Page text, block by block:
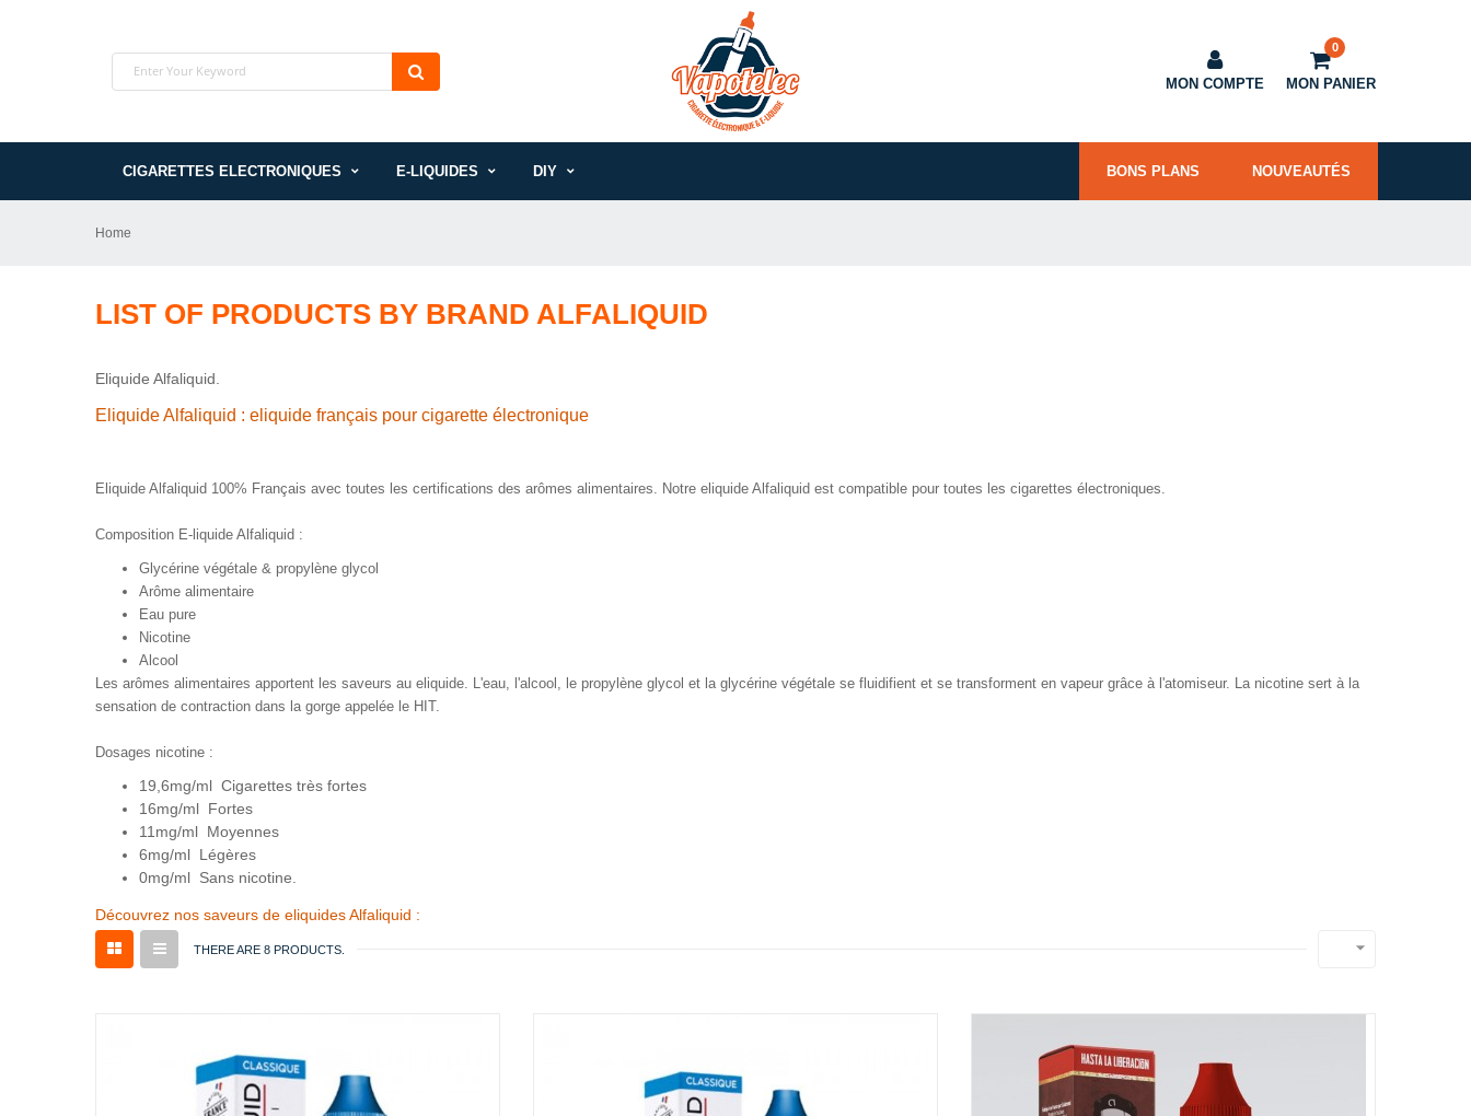
MON COMPTE
0
MON PANIER
CIGARETTES ELECTRONIQUES E-LIQUIDES DIY NOUVEAUTÉS
BONS PLANS
Home
LIST OF PRODUCTS BY BRAND ALFALIQUID
Eliquide Alfaliquid.
Eliquide Alfaliquid : eliquide français pour cigarette électronique
Eliquide Alfaliquid 100% Français avec toutes les certifications des arômes alimentaires. Notre eliquide Alfaliquid est compatible pour toutes les cigarettes électroniques.
Composition E-liquide Alfaliquid :
Glycérine végétale & propylène glycol
Arôme alimentaire
Eau pure
Nicotine
Alcool
Les arômes alimentaires apportent les saveurs au eliquide. L'eau, l'alcool, le propylène glycol et la glycérine végétale se fluidifient et se transforment en vapeur grâce à l'atomiseur. La nicotine sert à la
sensation de contraction dans la gorge appelée le HIT.
Dosages nicotine :
19,6mg/ml Cigarettes très fortes
16mg/ml Fortes
11mg/ml Moyennes
6mg/ml Légères
0mg/ml Sans nicotine.
Découvrez nos saveurs de eliquides Alfaliquid :
THERE ARE 8 PRODUCTS. 